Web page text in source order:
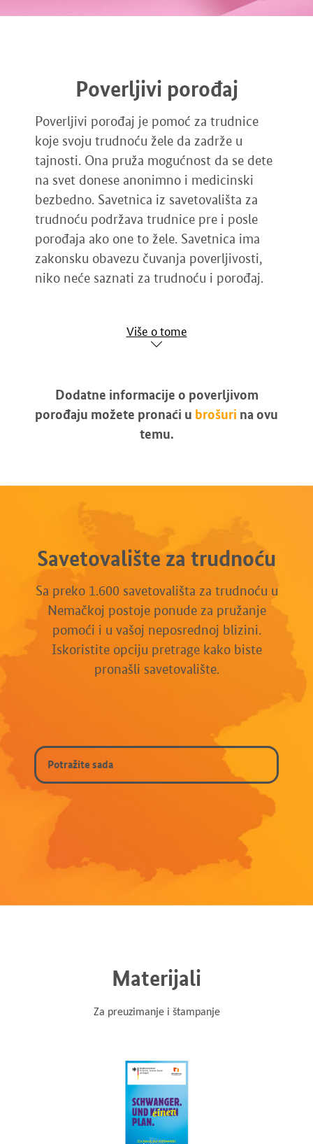
Poverljivi porođaj
Poverljivi porođaj je pomoć za trudnice
koje svoju trudnoću žele da zadrže u
tajnosti. Ona pruža mogućnost da se dete
na svet donese anonimno i medicinski
bezbedno. Savetnica iz savetovališta za
trudnoću podržava trudnice pre i posle
porođaja ako one to žele. Savetnica ima
zakonsku obavezu čuvanja poverljivosti,
niko neće saznati za trudnoću i porođaj.
Više o tome
Dodatne informacije o poverljivom
porođaju možete pronaći u brošuri na ovu
temu.
Savetovalište za trudnoću
Sa preko 1.600 savetovališta za trudnoću u
Nemačkoj postoje ponude za pružanje
pomoći i u vašoj neposrednoj blizini.
Iskoristite opciju pretrage kako biste
pronašli savetovalište.
Materijali
Za preuzimanje i štampanje